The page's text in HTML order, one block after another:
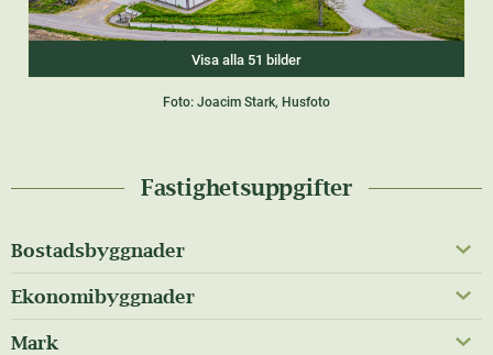
Visa alla 51 bilder
Foto: Joacim Stark, Husfoto
Fastighetsuppgifter
Bostadsbyggnader
Ekonomibyggnader
Mark